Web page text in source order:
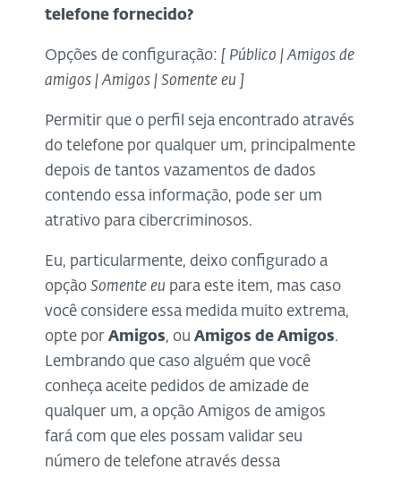
telefone fornecido?
Opções de configuração: [ Público | Amigos de
amigos | Amigos | Somente eu ]
Permitir que o perfil seja encontrado através
do telefone por qualquer um, principalmente
depois de tantos vazamentos de dados
contendo essa informação, pode ser um
atrativo para cibercriminosos.
Eu, particularmente, deixo configurado a
opção Somente eu para este item, mas caso
você considere essa medida muito extrema,
opte por Amigos, ou Amigos de Amigos.
Lembrando que caso alguém que você
conheça aceite pedidos de amizade de
qualquer um, a opção Amigos de amigos
fará com que eles possam validar seu
número de telefone através dessa